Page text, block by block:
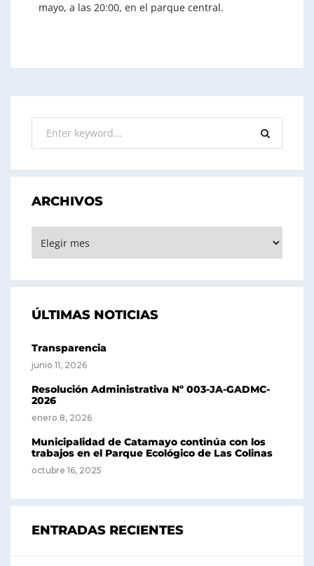
mayo, a las 20:00, en el parque central.
ARCHIVOS
ÚLTIMAS NOTICIAS
Transparencia
junio 11, 2026
Resolución Administrativa Nº 003-JA-GADMC-
2026
enero 8, 2026
Municipalidad de Catamayo continúa con los
trabajos en el Parque Ecológico de Las Colinas
octubre 16, 2025
ENTRADAS RECIENTES